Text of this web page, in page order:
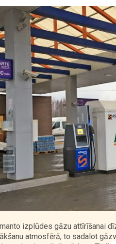
Kontakti
izplūdes gāzu attīrīšanai
atmosfērā, to sadalot